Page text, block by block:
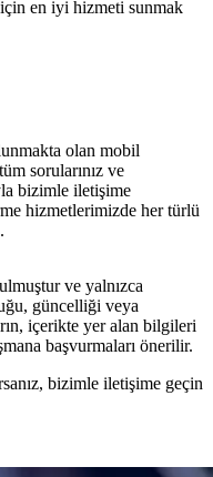
en iyi hizmeti sunmak
olan mobil
sorularınız ve
bizimle iletişime
hizmetlerimizde her türlü
ve yalnızca
güncelliği veya
içerikte yer alan bilgileri
başvurmaları önerilir.
bizimle iletişime geçin